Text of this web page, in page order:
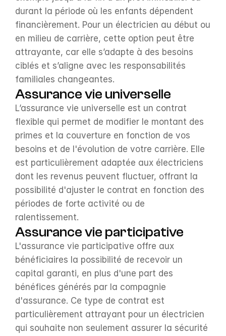
durant la période où les enfants dépendent
financièrement. Pour un électricien au début ou
en milieu de carrière, cette option peut être
attrayante, car elle s’adapte à des besoins
ciblés et s’aligne avec les responsabilités
familiales changeantes.
Assurance vie universelle
L’assurance vie universelle est un contrat
flexible qui permet de modifier le montant des
primes et la couverture en fonction de vos
besoins et de l'évolution de votre carrière. Elle
est particulièrement adaptée aux électriciens
dont les revenus peuvent fluctuer, offrant la
possibilité d'ajuster le contrat en fonction des
périodes de forte activité ou de
ralentissement.
Assurance vie participative
L'assurance vie participative offre aux
bénéficiaires la possibilité de recevoir un
capital garanti, en plus d'une part des
bénéfices générés par la compagnie
d'assurance. Ce type de contrat est
particulièrement attrayant pour un électricien
qui souhaite non seulement assurer la sécurité